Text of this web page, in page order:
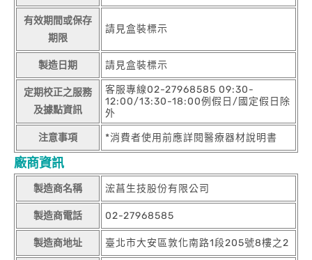
有效期間或保存
期限
請見盒裝標示
製造日期 請見盒裝標示
定期校正之服務
及據點資訊
客服專線02-27968585 09:30-
12:00/13:30-18:00例假日/國定假日除
外
注意事項 *消費者使用前應詳閱醫療器材說明書
廠商資訊
製造商名稱 浤菖生技股份有限公司
製造商電話 02-27968585
製造商地址 臺北市大安區敦化南路1段205號8樓之2